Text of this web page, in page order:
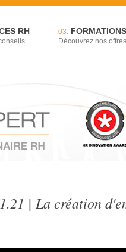
RH 03. FORMATIONS
Découvrez nos offres
| La création